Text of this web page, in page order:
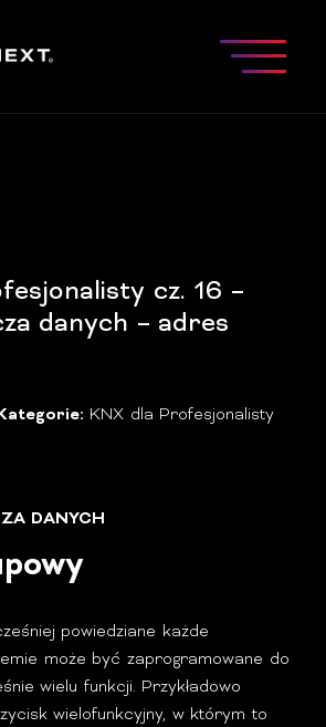
cz. 16 –
danych – adres
KNX dla Profesjonalisty
DANYCH
powiedziane każde
może być zaprogramowane do
wielu funkcji. Przykładowo
wielofunkcyjny, w którym to